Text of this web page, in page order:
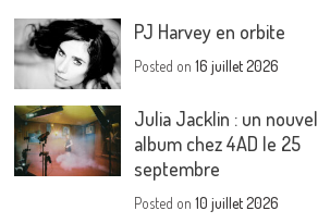
PJ Harvey en orbite
Posted on16 juillet 2026
Julia Jacklin : un nouvel
album chez 4AD le 25
septembre
Posted on10 juillet 2026